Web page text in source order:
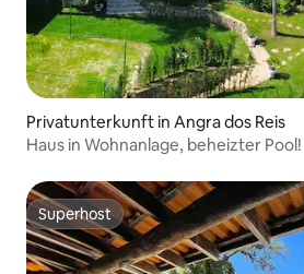
Privatunterkunft in Angra dos Reis
Haus in Wohnanlage, beheizter
Superhost
Superhost